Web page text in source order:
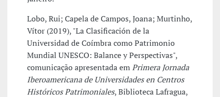
Lobo, Rui; Capela de Campos, Joana; Murtinho,
Vítor (2019), "La Clasificación de la
Universidad de Coímbra como Patrimonio
Mundial UNESCO: Balance y Perspectivas",
comunicação apresentada emPrimera Jornada
Iberoamericana de Universidades en Centros
Históricos Patrimoniales, Biblioteca Lafragua,